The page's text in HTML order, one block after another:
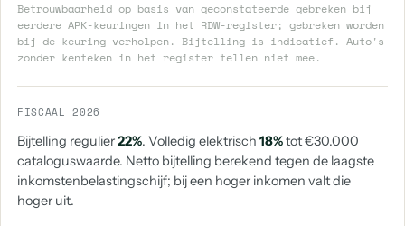
Betrouwbaarheid op basis van geconstateerde gebreken bij
eerdere APK-keuringen in het RDW-register; gebreken worden
bij de keuring verholpen. Bijtelling is indicatief. Auto's
zonder kenteken in het register tellen niet mee.
FISCAAL 2026
Bijtelling regulier22%. Volledig elektrisch 18%tot €30.000
cataloguswaarde. Netto bijtelling berekend tegen de laagste
inkomstenbelastingschijf; bij een hoger inkomen valt die
hoger uit.